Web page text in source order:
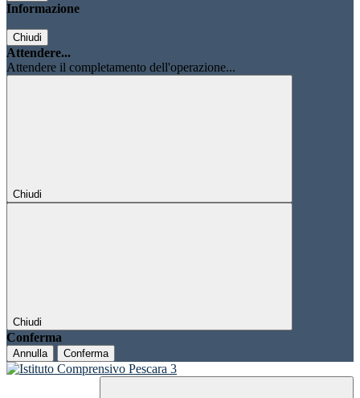
Informazione
Chiudi
Attendere...
Attendere il completamento dell'operazione...
Chiudi
Chiudi
Conferma
Annulla Conferma